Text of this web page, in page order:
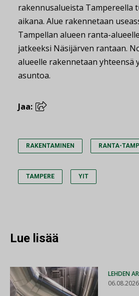
rakennusalueista Tampereella
aikana. Alue rakennetaan
Tampellan alueen ranta-
jatkeeksi Näsijärven rantaan.
alueelle rakennetaan yhteensä
asuntoa.
Jaa:
RAKENTAMINEN RANTA-
TAMPERE YIT
Lue lisää
LEHDEN
06.08.2026